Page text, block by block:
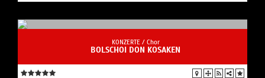
KONZERTE / Chor
BOLSCHOI DON KOSAKEN